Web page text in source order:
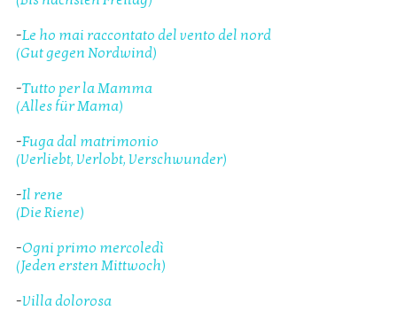
-Le ho mai raccontato del vento del nord
(Gut gegen Nordwind)
-Tutto per la Mamma
(Alles für Mama)
-Fuga dal matrimonio
(Verliebt, Verlobt, Verschwunder)
-Il rene
(Die Riene)
-Ogni primo mercoledì
(Jeden ersten Mittwoch)
-Villa dolorosa